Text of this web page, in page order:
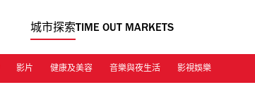
城市探索TIME OUT MARKETS
影片 健康及美容 音樂與夜生活 影視娛樂